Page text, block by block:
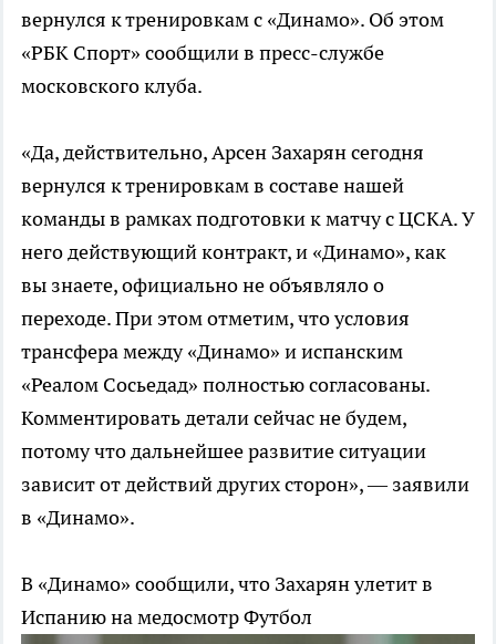
вернулся к тренировкам с «Динамо». Об этом
«РБК Спорт» сообщили в пресс-службе
московского клуба.
«Да, действительно, Арсен Захарян сегодня
вернулся к тренировкам в составе нашей
команды в рамках подготовки к матчу с ЦСКА. У
него действующий контракт, и «Динамо», как
вы знаете, официально не объявляло о
переходе. При этом отметим, что условия
трансфера между «Динамо» и испанским
«Реалом Сосьедад» полностью согласованы.
Комментировать детали сейчас не будем,
потому что дальнейшее развитие ситуации
зависит от действий других сторон», — заявили
в «Динамо».
В «Динамо» сообщили, что Захарян улетит в
Испанию на медосмотрФутбол